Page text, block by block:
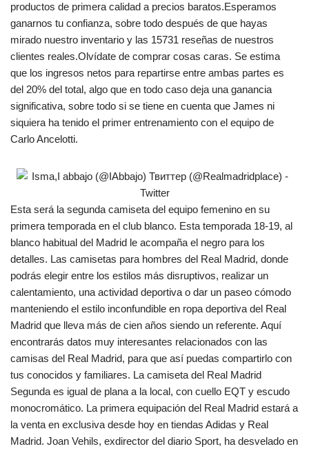
productos de primera calidad a precios baratos.Esperamos
ganarnos tu confianza, sobre todo después de que hayas
mirado nuestro inventario y las 15731 reseñas de nuestros
clientes reales.Olvídate de comprar cosas caras. Se estima
que los ingresos netos para repartirse entre ambas partes es
del 20% del total, algo que en todo caso deja una ganancia
significativa, sobre todo si se tiene en cuenta que James ni
siquiera ha tenido el primer entrenamiento con el equipo de
Carlo Ancelotti.
Esta será la segunda camiseta del equipo femenino en su
primera temporada en el club blanco. Esta temporada 18-19, al
blanco habitual del Madrid le acompaña el negro para los
detalles. Las camisetas para hombres del Real Madrid, donde
podrás elegir entre los estilos más disruptivos, realizar un
calentamiento, una actividad deportiva o dar un paseo cómodo
manteniendo el estilo inconfundible en ropa deportiva del Real
Madrid que lleva más de cien años siendo un referente. Aquí
encontrarás datos muy interesantes relacionados con las
camisas del Real Madrid, para que así puedas compartirlo con
tus conocidos y familiares. La camiseta del Real Madrid
Segunda es igual de plana a la local, con cuello EQT y escudo
monocromático. La primera equipación del Real Madrid estará a
la venta en exclusiva desde hoy en tiendas Adidas y Real
Madrid. Joan Vehils, exdirector del diario Sport, ha desvelado en